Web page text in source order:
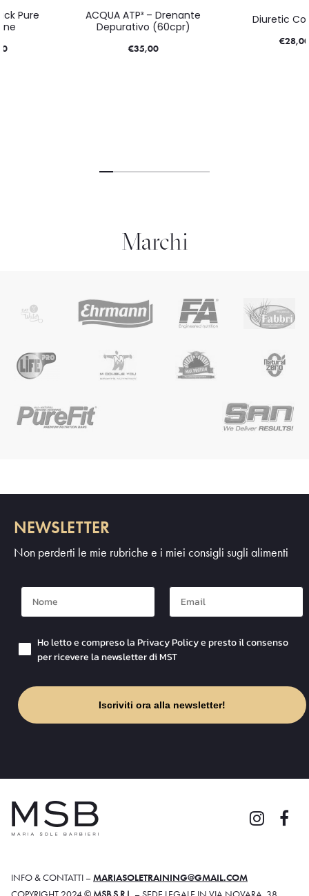
ACQUA ATP³ – Drenante
Depurativo (60cpr)
Diuretic Complex
Marchi
NEWSLETTER
Non perderti le mie rubriche e i miei consigli sugli alimenti
Nome Mail
Checkbox Privacy
Ho letto e compreso la Privacy Policy e presto il consenso
per ricevere la newsletter di MST
Iscriviti ora alla newsletter!
INFO & CONTATTI –MARIASOLETRAINING@GMAIL.COM